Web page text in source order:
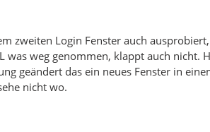
zweiten Login Fenster auch
was weg genommen, klappt auch nicht.
geändert das ein neues Fenster in
nicht wo.